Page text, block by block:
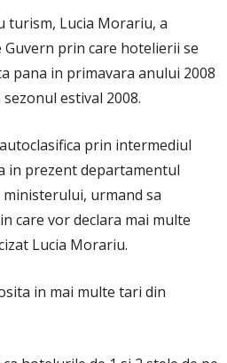
turism, Lucia Morariu, a
prin care hotelierii se
pana in primavara anului 2008
estival 2008.
prin intermediul
in prezent departamentul
urmand sa
care vor declara mai multe
Lucia Morariu.
in mai multe tari din